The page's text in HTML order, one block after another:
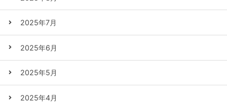
2025年7月
2025年6月
2025年5月
2025年4月